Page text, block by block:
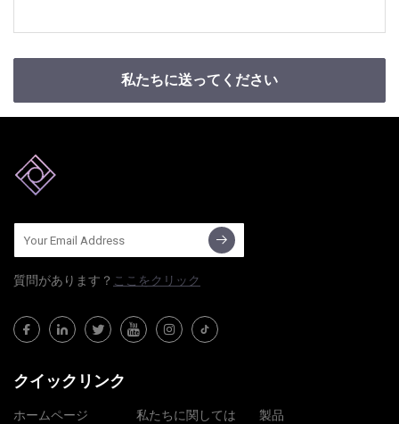
私たちに送ってください
質問​​があります？ ここをクリック
クイックリンク
ホームページ 私たちに関しては
製品